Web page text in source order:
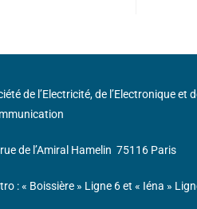
de l’Electricité, de l’Electronique
de l’Amiral Hamelin 75116 Paris
: « Boissière » Ligne 6 et « Iéna »